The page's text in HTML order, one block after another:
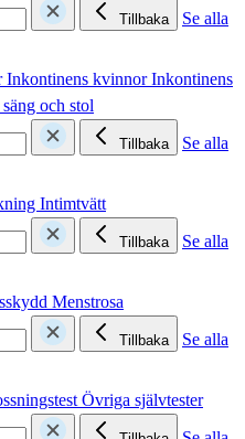
Tillbaka
Se alla
Inkontinens kvinnorInkontinens
och stol
Tillbaka
Se alla
Intimtvätt
Tillbaka
Se alla
Menstrosa
Tillbaka
Se alla
Övriga självtester